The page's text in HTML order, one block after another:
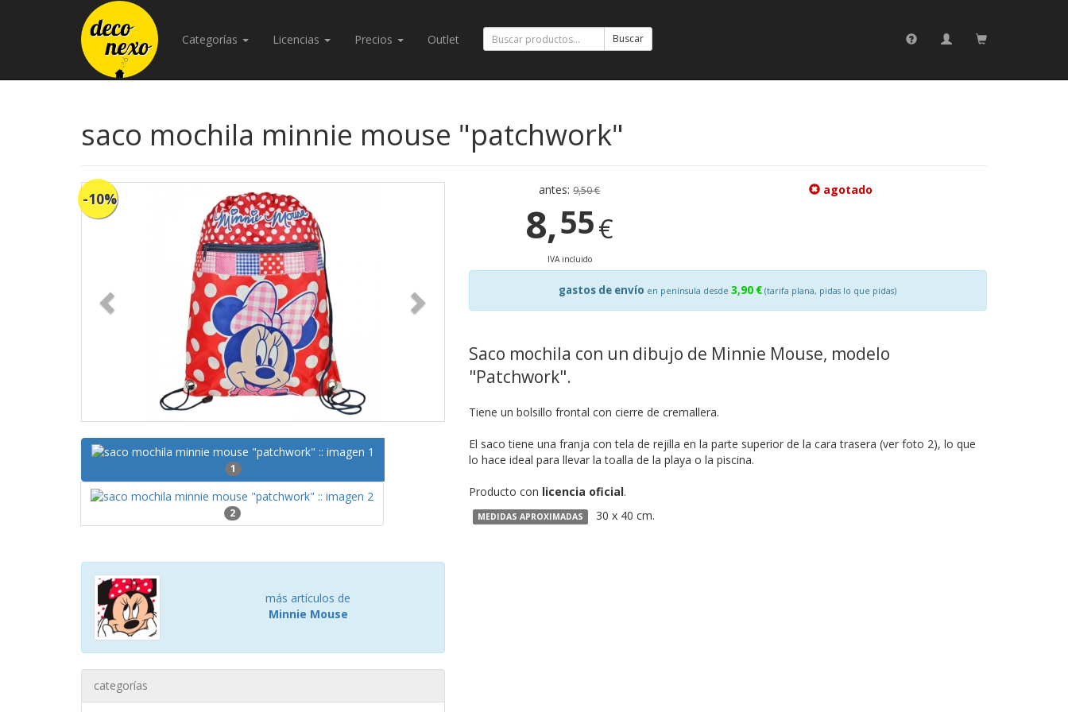
Categorías Licencias Precios Outlet Buscar
saco mochila minnie mouse "patchwork"
-10%
1
2
más artículos de
Minnie Mouse
categorías
antes:9,50 €
8,55€
IVA incluido
agotado
gastos de envío en península desde 3,90 € (tarifa plana, pidas lo que pidas)
Saco mochila con un dibujo de Minnie Mouse, modelo
"Patchwork".
Tiene un bolsillo frontal con cierre de cremallera.
El saco tiene una franja con tela de rejilla en la parte superior de la cara trasera (ver foto 2), lo que
lo hace ideal para llevar la toalla de la playa o la piscina.
Producto con licencia oficial.
MEDIDAS APROXIMADAS 30 x 40 cm.